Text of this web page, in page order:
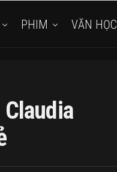
PHIM VĂN HỌC